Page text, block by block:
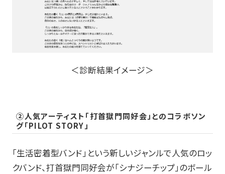
＜診断結果イメージ＞
②人気アーティスト「打首獄門同好会」とのコラボソン
グ「PILOT STORY 」
「生活密着型バンド」という新しいジャンルで人気のロッ
クバンド、打首獄門同好会が「シナジーチップ」のボール